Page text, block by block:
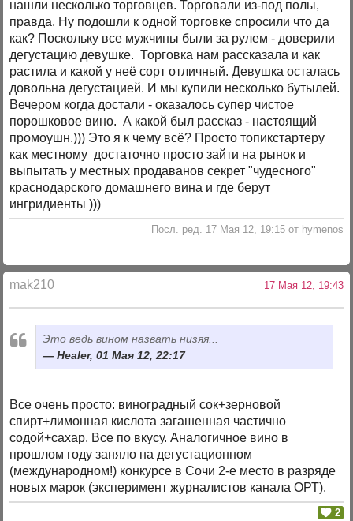
нашли несколько торговцев. Торговали из-под полы,
правда. Ну подошли к одной торговке спросили что да
как? Поскольку все мужчины были за рулем - доверили
дегустацию девушке. Торговка нам рассказала и как
растила и какой у неё сорт отличный. Девушка осталась
довольна дегустацией. И мы купили несколько бутылей.
Вечером когда достали - оказалось супер чистое
порошковое вино. А какой был рассказ - настоящий
промоушн.))) Это я к чему всё? Просто топикстартеру
как местному достаточно просто зайти на рынок и
выпытать у местных продаванов секрет "чудесного"
краснодарского домашнего вина и где берут
ингридиенты )))
Посл. ред. 17 Мая 12, 19:15 от hymenos
mak210 17 Мая 12, 19:43
Это ведь вином назвать низяя...
Healer, 01 Мая 12, 22:17
Все очень просто: виноградный сок+зерновой
спирт+лимонная кислота загашенная частично
содой+сахар. Все по вкусу. Аналогичное вино в
прошлом году заняло на дегустационном
(международном!) конкурсе в Сочи 2-е место в разряде
новых марок (эксперимент журналистов канала ОРТ).
2